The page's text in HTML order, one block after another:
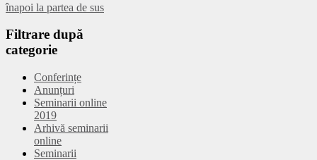
înapoi la partea de sus
Filtrare după
categorie
Conferințe
Anunțuri
Seminarii online
2019
Arhivă seminarii
online
Seminarii